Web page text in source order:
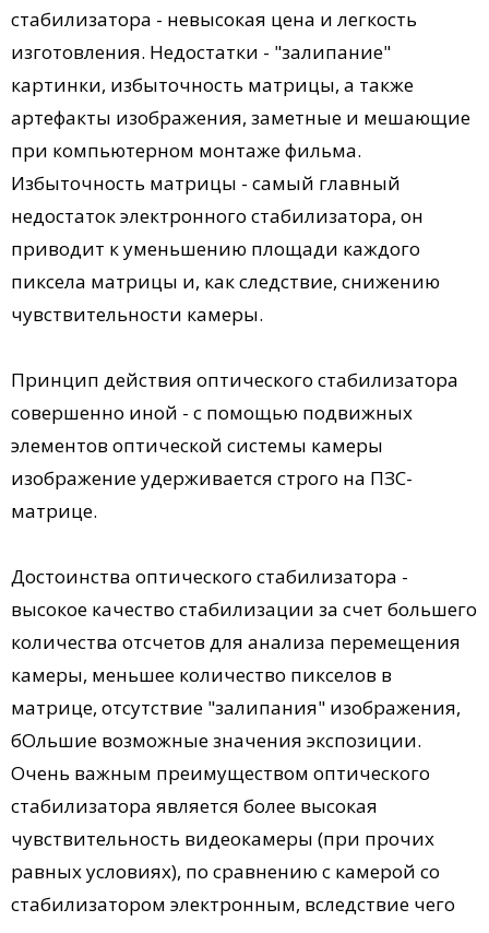
стабилизатора - невысокая цена и легкость
изготовления. Недостатки - "залипание"
картинки, избыточность матрицы, а также
артефакты изображения, заметные и мешающие
при компьютерном монтаже фильма.
Избыточность матрицы - самый главный
недостаток электронного стабилизатора, он
приводит к уменьшению площади каждого
пиксела матрицы и, как следствие, снижению
чувствительности камеры.
Принцип действия оптического стабилизатора
совершенно иной - с помощью подвижных
элементов оптической системы камеры
изображение удерживается строго на ПЗС-
матрице.
Достоинства оптического стабилизатора -
высокое качество стабилизации за счет большего
количества отсчетов для анализа перемещения
камеры, меньшее количество пикселов в
матрице, отсутствие "залипания" изображения,
бОльшие возможные значения экспозиции.
Очень важным преимуществом оптического
стабилизатора является более высокая
чувствительность видеокамеры (при прочих
равных условиях), по сравнению с камерой со
стабилизатором электронным, вследствие чего